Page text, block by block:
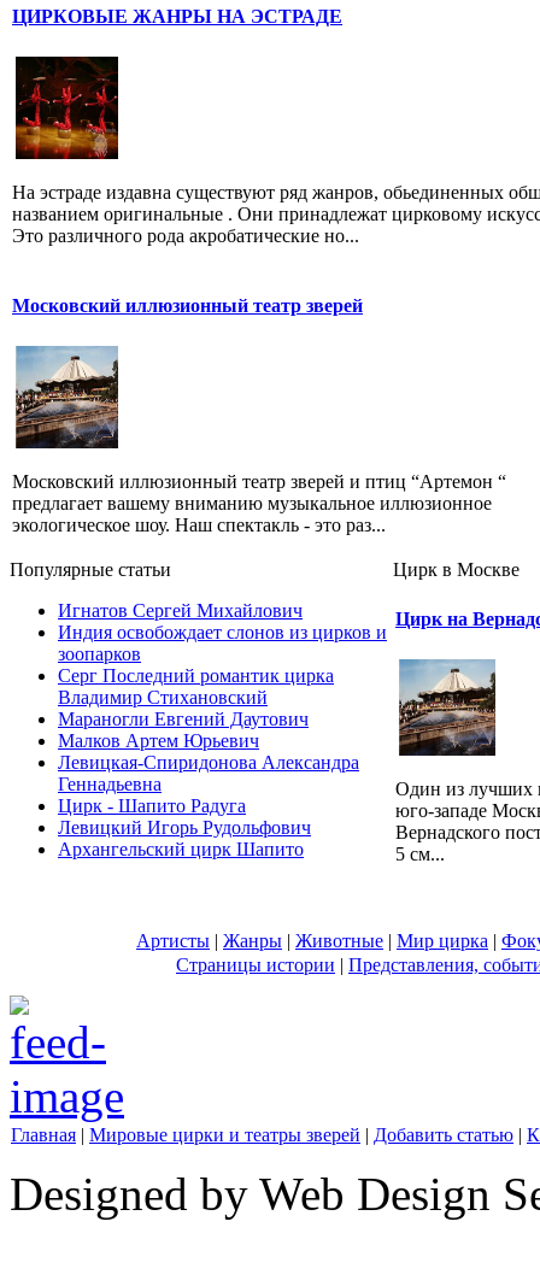
ЦИРКОВЫЕ ЖАНРЫ НА ЭСТРАДЕ
На эстраде издавна существуют ряд жанров, обьединенных
названием оригинальные . Они принадлежат цирковому
Это различного рода акробатические но...
Московский иллюзионный театр зверей
Московский иллюзионный театр зверей и птиц “Артемон “
предлагает вашему вниманию музыкальное иллюзионное
экологическое шоу. Наш спектакль - это раз...
Популярные cтатьи
Игнатов Сергей Михайлович
Индия освобождает слонов из цирков и
зоопарков
Серг Последний романтик цирка
Владимир Стихановский
Мараногли Евгений Даутович
Малков Артем Юрьевич
Левицкая-Спиридонова Александра
Геннадьевна
Цирк - Шапито Радуга
Левицкий Игорь Рудольфович
Архангельский цирк Шапито
Цирк в Москве
Цирк на
Один из лучших
юго-западе
Вернадского
5 см...
Артисты | Жанры | Животные | Мир цирка |
Страницы истории | Представления,
Главная | Мировые цирки и театры зверей | Добавить статью |
Designed by Web Design